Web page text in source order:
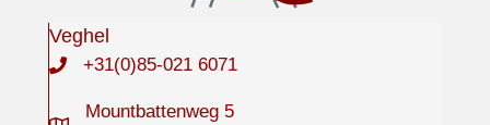
Veghel
+31(0)85-021 6071
Mountbattenweg 5